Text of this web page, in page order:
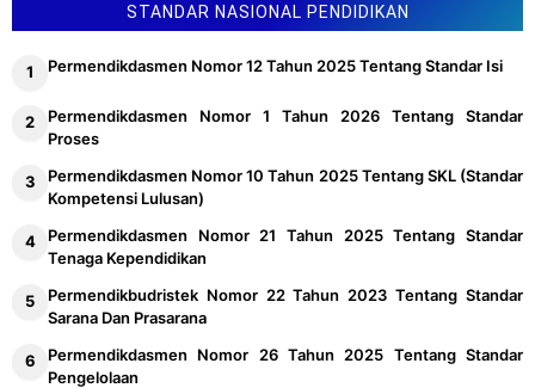
STANDAR NASIONAL PENDIDIKAN
Permendikdasmen Nomor 12 Tahun 2025 Tentang Standar Isi
Permendikdasmen Nomor 1 Tahun 2026 Tentang Standar
Proses
Permendikdasmen Nomor 10 Tahun 2025 Tentang SKL (Standar
Kompetensi Lulusan)
Permendikdasmen Nomor 21 Tahun 2025 Tentang Standar
Tenaga Kependidikan
Permendikbudristek Nomor 22 Tahun 2023 Tentang Standar
Sarana Dan Prasarana
Permendikdasmen Nomor 26 Tahun 2025 Tentang Standar
Pengelolaan